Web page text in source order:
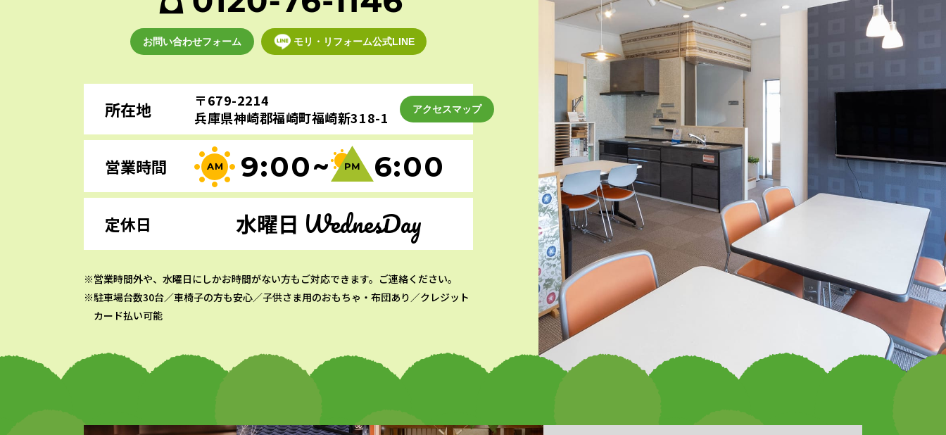
お問い合わせフォーム モリ・リフォーム公式LINE
所在地
〒679-2214
兵庫県神崎郡福崎町福崎新318-1
アクセスマップ
営業時間 9:00~ 6:00
定休日 水曜日 WednesDay
営業時間外や、水曜日にしかお時間がない方もご対応できます。ご連絡ください。
駐車場台数30台／車椅子の方も安心／子供さま用のおもちゃ・布団あり／クレジット
カード払い可能